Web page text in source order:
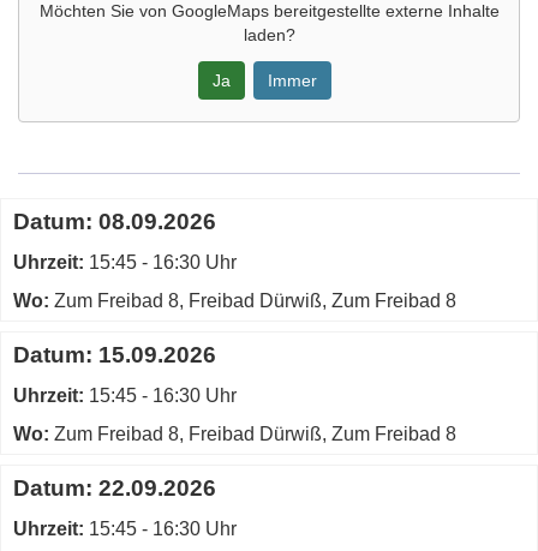
Möchten Sie von GoogleMapsbereitgestellte externe Inhalte
laden?
Ja Immer
Maps
von
Freibad
in
Fenster
öffnen
Termine
zum
diesen
Kurs
Datum: 08.09.2026
Uhrzeit: 15:45 - 16:30 Uhr
Wo: Zum Freibad 8, Freibad Dürwiß, Zum Freibad 8
Datum: 15.09.2026
Uhrzeit: 15:45 - 16:30 Uhr
Wo: Zum Freibad 8, Freibad Dürwiß, Zum Freibad 8
Datum: 22.09.2026
Uhrzeit: 15:45 - 16:30 Uhr